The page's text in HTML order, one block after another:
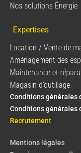
Nos solutions Énergie
Expertises
Location / Vente de
Aménagement des
Maintenance et
Magasin d’outillage
Conditions générales
Conditions générales
Recrutement
Mentions légales